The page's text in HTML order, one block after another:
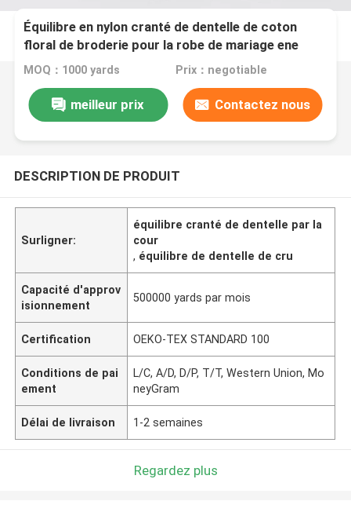
Équilibre en nylon cranté de dentelle de coton
floral de broderie pour la robe de mariage ene
ivoire de dentelle
MOQ：1000 yards Prix：negotiable
meilleur prix Contactez nous
DESCRIPTION DE PRODUIT
Surligner:
équilibre cranté de dentelle par la
cour
, équilibre de dentelle de cru
Capacité d'approv
isionnement
500000 yards par mois
Certification OEKO-TEX STANDARD 100
Conditions de pai
ement
L/C, A/D, D/P, T/T, Western Union, Mo
neyGram
Délai de livraison 1-2 semaines
Regardez plus